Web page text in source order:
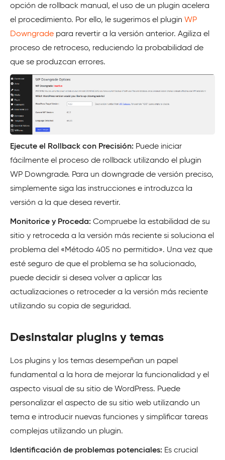
opción de rollback manual, el uso de un plugin acelera
el procedimiento. Por ello, le sugerimos el plugin WP
Downgrade para revertir a la versión anterior. Agiliza el
proceso de retroceso, reduciendo la probabilidad de
que se produzcan errores.
Ejecute el Rollback con Precisión: Puede iniciar
fácilmente el proceso de rollback utilizando el plugin
WP Downgrade. Para un downgrade de versión preciso,
simplemente siga las instrucciones e introduzca la
versión a la que desea revertir.
Monitorice y Proceda: Compruebe la estabilidad de su
sitio y retroceda a la versión más reciente si soluciona el
problema del «Método 405 no permitido». Una vez que
esté seguro de que el problema se ha solucionado,
puede decidir si desea volver a aplicar las
actualizaciones o retroceder a la versión más reciente
utilizando su copia de seguridad.
Desinstalar plugins y temas
Los plugins y los temas desempeñan un papel
fundamental a la hora de mejorar la funcionalidad y el
aspecto visual de su sitio de WordPress. Puede
personalizar el aspecto de su sitio web utilizando un
tema e introducir nuevas funciones y simplificar tareas
complejas utilizando un plugin.
Identificación de problemas potenciales: Es crucial